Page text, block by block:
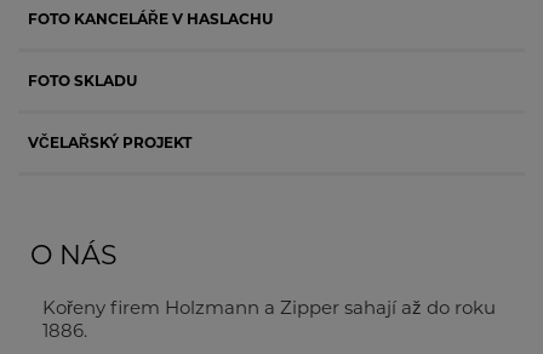
O NÁS
Kořeny firem Holzmann a Zipper sahají až do roku
1886.
FOTO KANCELÁŘE V HASLACHU
FOTO SKLADU
VČELAŘSKÝ PROJEKT